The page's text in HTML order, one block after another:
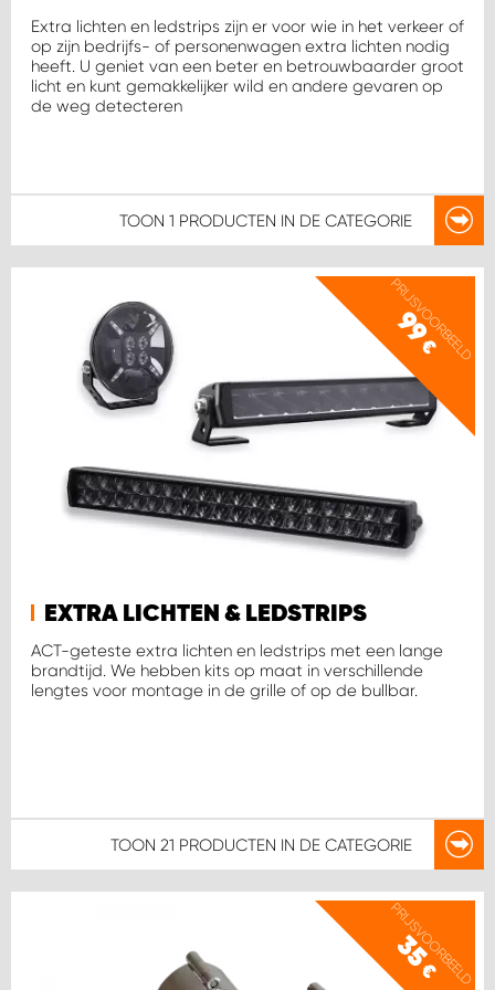
Extra lichten en ledstrips zijn er voor wie in het verkeer of
op zijn bedrijfs- of personenwagen extra lichten nodig
heeft. U geniet van een beter en betrouwbaarder groot
licht en kunt gemakkelijker wild en andere gevaren op
de weg detecteren
TOON 1 PRODUCTEN IN DE CATEGORIE
PRIJSVOORBEELD
99
€
EXTRA LICHTEN & LEDSTRIPS
ACT-geteste extra lichten en ledstrips met een lange
brandtijd. We hebben kits op maat in verschillende
lengtes voor montage in de grille of op de bullbar.
TOON 21 PRODUCTEN IN DE CATEGORIE
PRIJSVOORBEELD
35
€
WORK SYSTEM KOOTWIJKERBROEK
WORK SYSTEM NIEUWEGEIN
WORK SYSTEM NIEUWERKERK AAN DEN IJSSEL
WORK SYSTEM OOSTERHOUT
WORK SYSTEM RIDDERKERK
WORK SYSTEM UITHOORN
WORK SYSTEM WILLEMSTAD